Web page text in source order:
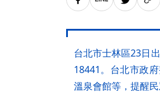
台北市士林區23日
18441。台北市政
溫泉會館等，提醒